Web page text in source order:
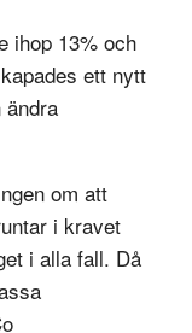
ihop 13% och
ett nytt
om att
i kravet
i alla fall. Då